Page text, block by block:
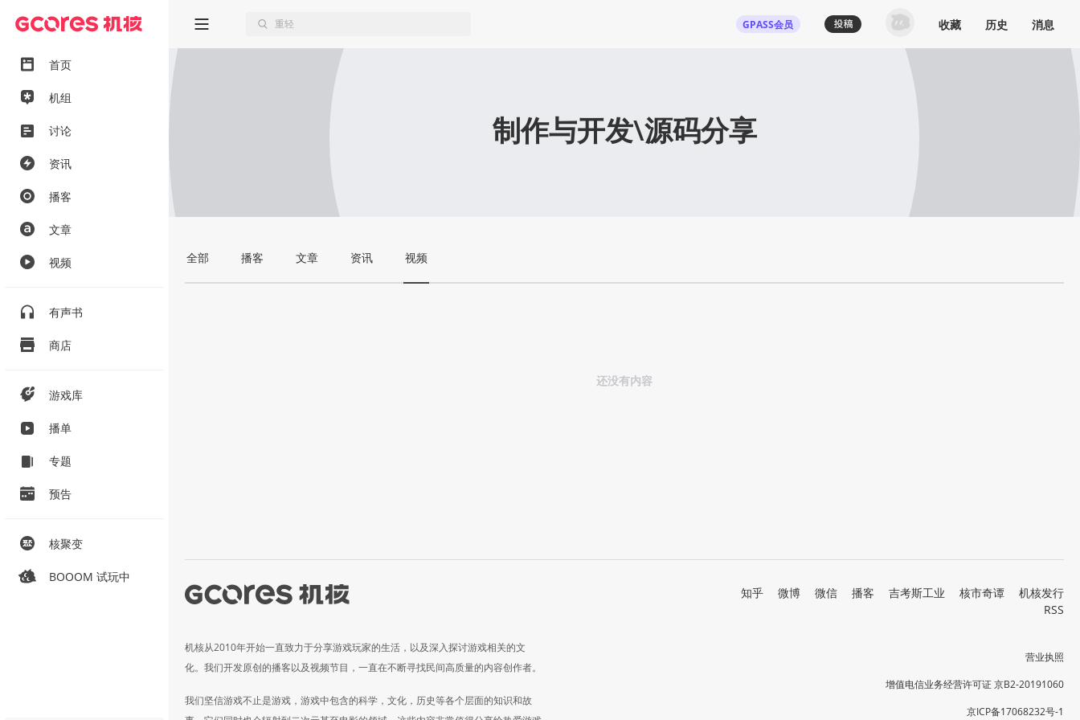
首页
机组
讨论
资讯
播客
文章
视频
有声书
商店
游戏库
播单
专题
预告
核聚变
BOOOM 试玩中
GPASS会员 收藏 历史 消息
制作与开发\源码分享
全部 播客 文章 资讯 视频
还没有内容
机核从2010年开始一直致力于分享游戏玩家的生活，以及深入探讨游戏相关的文
化。我们开发原创的播客以及视频节目，一直在不断寻找民间高质量的内容创作者。
我们坚信游戏不止是游戏，游戏中包含的科学，文化，历史等各个层面的知识和故
知乎 微博 微信 播客 吉考斯工业 核市奇谭
机核发行
RSS
营业执照
增值电信业务经营许可证 京B2-20191060
京ICP备17068232号-1